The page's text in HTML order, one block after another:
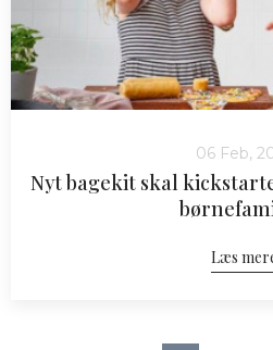
06 Feb,
Nyt bagekit skal
Læs